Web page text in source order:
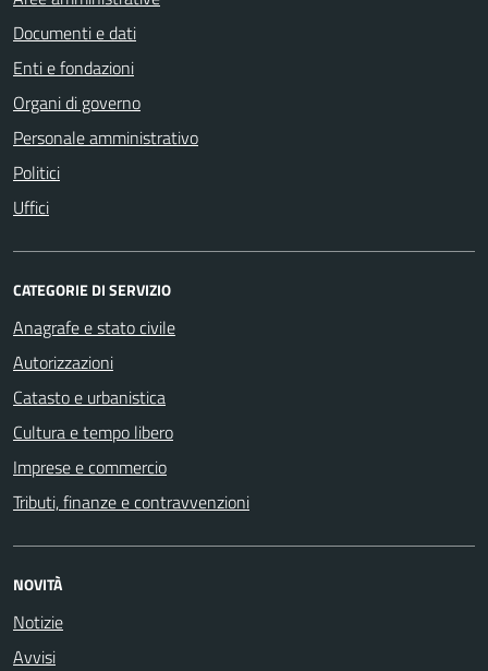
Documenti e dati
Enti e fondazioni
Organi di governo
Personale amministrativo
Politici
Uffici
CATEGORIE DI SERVIZIO
Anagrafe e stato civile
Autorizzazioni
Catasto e urbanistica
Cultura e tempo libero
Imprese e commercio
Tributi, finanze e contravvenzioni
NOVITÀ
Notizie
Avvisi